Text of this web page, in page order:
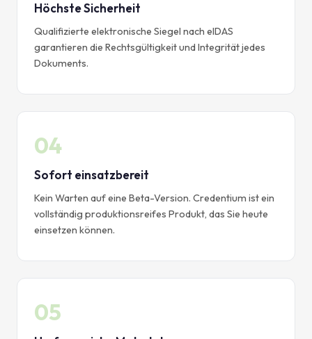
Höchste Sicherheit
Qualifizierte elektronische Siegel nach eIDAS
garantieren die Rechtsgültigkeit und Integrität jedes
Dokuments.
04
Sofort einsatzbereit
Kein Warten auf eine Beta-Version. Credentium ist ein
vollständig produktionsreifes Produkt, das Sie heute
einsetzen können.
05